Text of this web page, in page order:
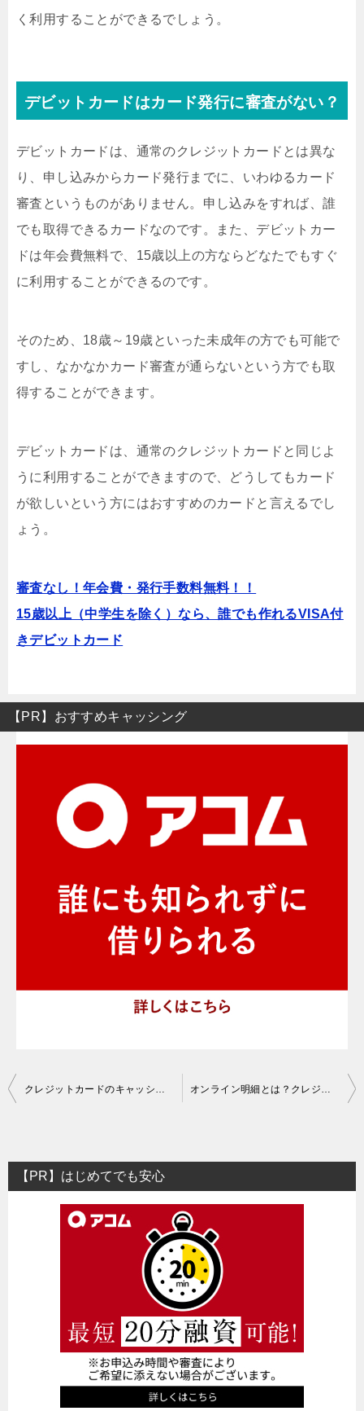
く利用することができるでしょう。
デビットカードはカード発行に審査がない？
デビットカードは、通常のクレジットカードとは異な
り、申し込みからカード発行までに、いわゆるカード
審査というものがありません。申し込みをすれば、誰
でも取得できるカードなのです。また、デビットカー
ドは年会費無料で、15歳以上の方ならどなたでもすぐ
に利用することができるのです。
そのため、18歳～19歳といった未成年の方でも可能で
すし、なかなかカード審査が通らないという方でも取
得することができます。
デビットカードは、通常のクレジットカードと同じよ
うに利用することができますので、どうしてもカード
が欲しいという方にはおすすめのカードと言えるでし
ょう。
審査なし！年会費・発行手数料無料！！
15歳以上（中学生を除く）なら、誰でも作れるVISA付
きデビットカード
【PR】おすすめキャッシング
投
ビ
ゲ
クレジットカードのキャッシング枠は申し込みしないほうがいい？ オンライン明細とは？クレジットカードのWEB利用明細を使う理由
【PR】はじめてでも安心